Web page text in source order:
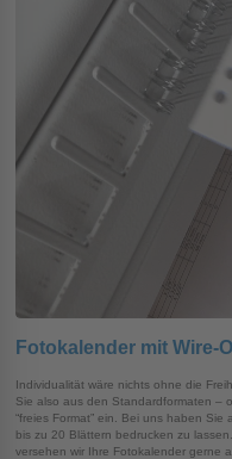
Fotokalender mit Wire-
Individualität wäre nichts ohne die
Sie also aus den Standardformaten –
“freies Format” ein. Bei uns haben
bis zu 20 Blättern bedrucken zu
versehen wir Ihre Fotokalender gerne